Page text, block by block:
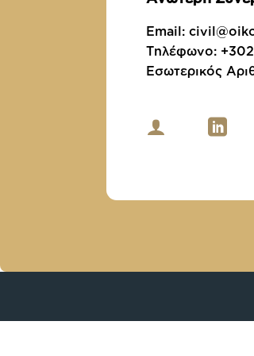
Email:
Τηλέφωνο:
Εσωτερικός